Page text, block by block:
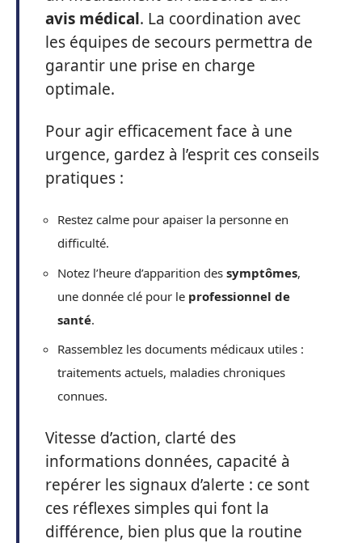
avis médical. La coordination avec
les équipes de secours permettra de
garantir une prise en charge
optimale.
Pour agir efficacement face à une
urgence, gardez à l’esprit ces conseils
pratiques :
Restez calme pour apaiser la personne en
difficulté.
Notez l’heure d’apparition des symptômes,
une donnée clé pour le professionnel de
santé.
Rassemblez les documents médicaux utiles :
traitements actuels, maladies chroniques
connues.
Vitesse d’action, clarté des
informations données, capacité à
repérer les signaux d’alerte : ce sont
ces réflexes simples qui font la
différence, bien plus que la routine